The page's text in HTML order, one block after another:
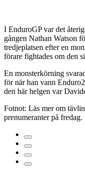
I EnduroGP var det
gången Nathan Watson
tredjeplatsen efter en
förare fightades om den
En monsterkörning
för när han vann
den här helgen var
Fotnot: Läs mer om
prenumeranter på fredag.